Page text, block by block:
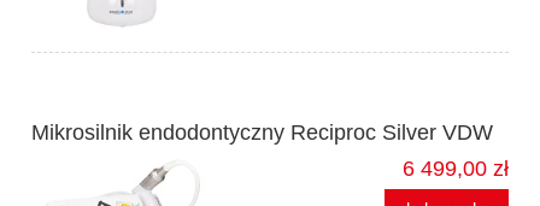
Mikrosilnik endodontyczny Reciproc Silver VDW
6 499,00 zł